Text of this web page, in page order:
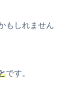
もしれません
です。